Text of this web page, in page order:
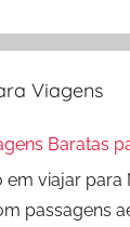
Viagens
Baratas
em viajar para
passagens